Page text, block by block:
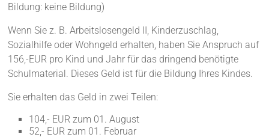
Bildung: keine Bildung)
Wenn Sie z. B. Arbeitslosengeld II, Kinderzuschlag,
Sozialhilfe oder Wohngeld erhalten, haben Sie Anspruch auf
156,-EUR pro Kind und Jahr für das dringend benötigte
Schulmaterial. Dieses Geld ist für die Bildung Ihres Kindes.
Sie erhalten das Geld in zwei Teilen:
104,- EUR zum 01. August
52,- EUR zum 01. Februar